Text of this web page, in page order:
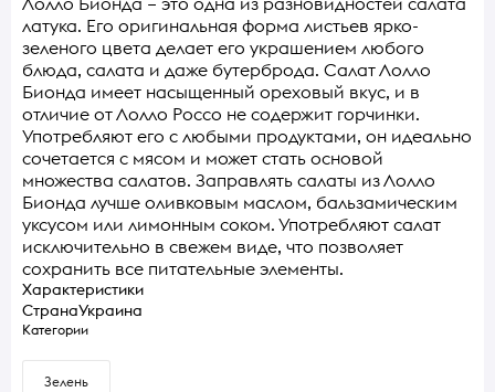
латука. Его оригинальная форма листьев ярко-
зеленого цвета делает его украшением любого
блюда, салата и даже бутерброда. Салат Лолло
Бионда имеет насыщенный ореховый вкус, и в
отличие от Лолло Россо не содержит горчинки.
Употребляют его с любыми продуктами, он идеально
сочетается с мясом и может стать основой
множества салатов. Заправлять салаты из Лолло
Бионда лучше оливковым маслом, бальзамическим
уксусом или лимонным соком. Употребляют салат
исключительно в свежем виде, что позволяет
сохранить все питательные элементы.
Характеристики
СтранаУкраина
Категории
Зелень